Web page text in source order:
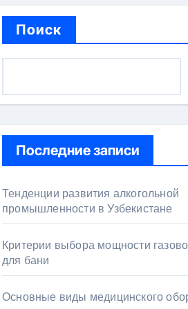
Поиск
Последние записи
Тенденции развития алкогольной
промышленности в Узбекистане
Критерии выбора мощности
для бани
Основные виды медицинского